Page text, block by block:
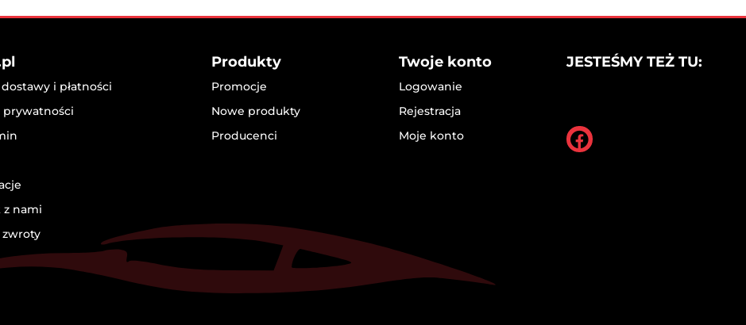
i płatności
prywatności
z nami
zwroty
Produkty
Promocje
Nowe produkty
Producenci
Twoje konto
Logowanie
Rejestracja
Moje konto
JESTEŚMY TEŻ TU: